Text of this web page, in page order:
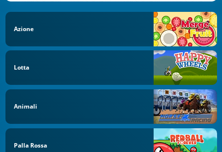
Azione
Lotta
Animali
Palla Rossa